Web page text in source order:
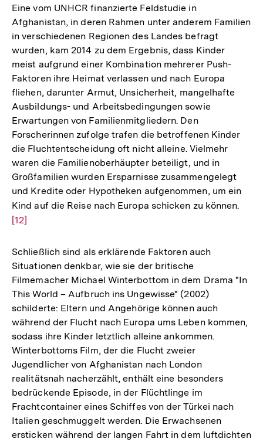
der
Fußnote
Eine vom UNHCR finanzierte Feldstudie in
Afghanistan, in deren Rahmen unter anderem Familien
in verschiedenen Regionen des Landes befragt
wurden, kam 2014 zu dem Ergebnis, dass Kinder
meist aufgrund einer Kombination mehrerer Push-
Faktoren ihre Heimat verlassen und nach Europa
fliehen, darunter Armut, Unsicherheit, mangelhafte
Ausbildungs- und Arbeitsbedingungen sowie
Erwartungen von Familienmitgliedern. Den
Forscherinnen zufolge trafen die betroffenen Kinder
die Fluchtentscheidung oft nicht alleine. Vielmehr
waren die Familienoberhäupter beteiligt, und in
Großfamilien wurden Ersparnisse zusammengelegt
und Kredite oder Hypotheken aufgenommen, um ein
Kind auf die Reise nach Europa schicken zu können.
[12]
Schließlich sind als erklärende Faktoren auch
Situationen denkbar, wie sie der britische
Filmemacher Michael Winterbottom in dem Drama "In
This World – Aufbruch ins Ungewisse" (2002)
schilderte: Eltern und Angehörige können auch
während der Flucht nach Europa ums Leben kommen,
sodass ihre Kinder letztlich alleine ankommen.
Winterbottoms Film, der die Flucht zweier
Jugendlicher von Afghanistan nach London
realitätsnah nacherzählt, enthält eine besonders
bedrückende Episode, in der Flüchtlinge im
Frachtcontainer eines Schiffes von der Türkei nach
Italien geschmuggelt werden. Die Erwachsenen
ersticken während der langen Fahrt in dem luftdichten